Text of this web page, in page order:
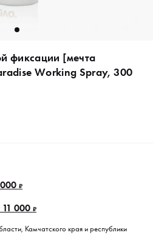
фиксации [мечта
Working Spray, 300
₽
11 000 ₽
Камчатского края и республики